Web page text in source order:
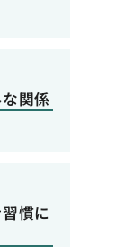
関係
慣に